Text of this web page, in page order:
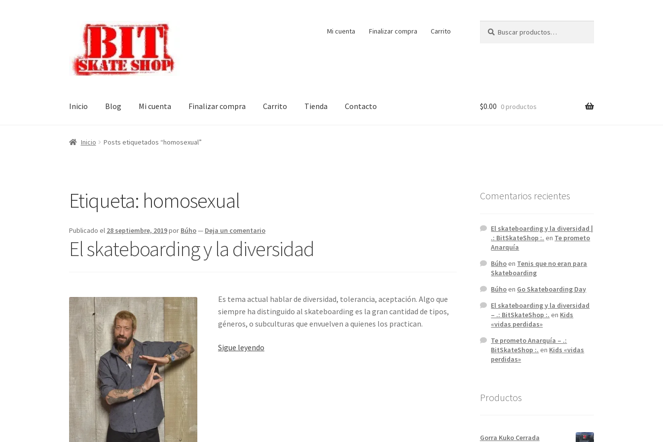
navegación
contenido
Mi cuenta Finalizar compra Carrito
por:
Inicio Blog Mi cuenta Finalizar compra Carrito Tienda Contacto $0.00 0 productos
Inicio Posts etiquetados “homosexual”
Etiqueta: homosexual
Publicado el 28 septiembre, 2019por Búho— Deja un comentario
El skateboarding y la diversidad
Es tema actual hablar de diversidad, tolerancia, aceptación. Algo que
siempre ha distinguido al skateboarding es la gran cantidad de tipos,
géneros, o subculturas que envuelven a quienes los practican.
Sigue leyendoEl
Comentarios recientes
El skateboarding y la diversidad |
.: BitSkateShop :. en Te prometo
Anarquía
Búhoen Tenis que no eran para
Skateboarding
Búhoen Go Skateboarding Day
El skateboarding y la diversidad
– .: BitSkateShop :. en Kids
«vidas perdidas»
Te prometo Anarquía – .:
BitSkateShop :. en Kids «vidas
perdidas»
Productos
Gorra Kuko Cerrada